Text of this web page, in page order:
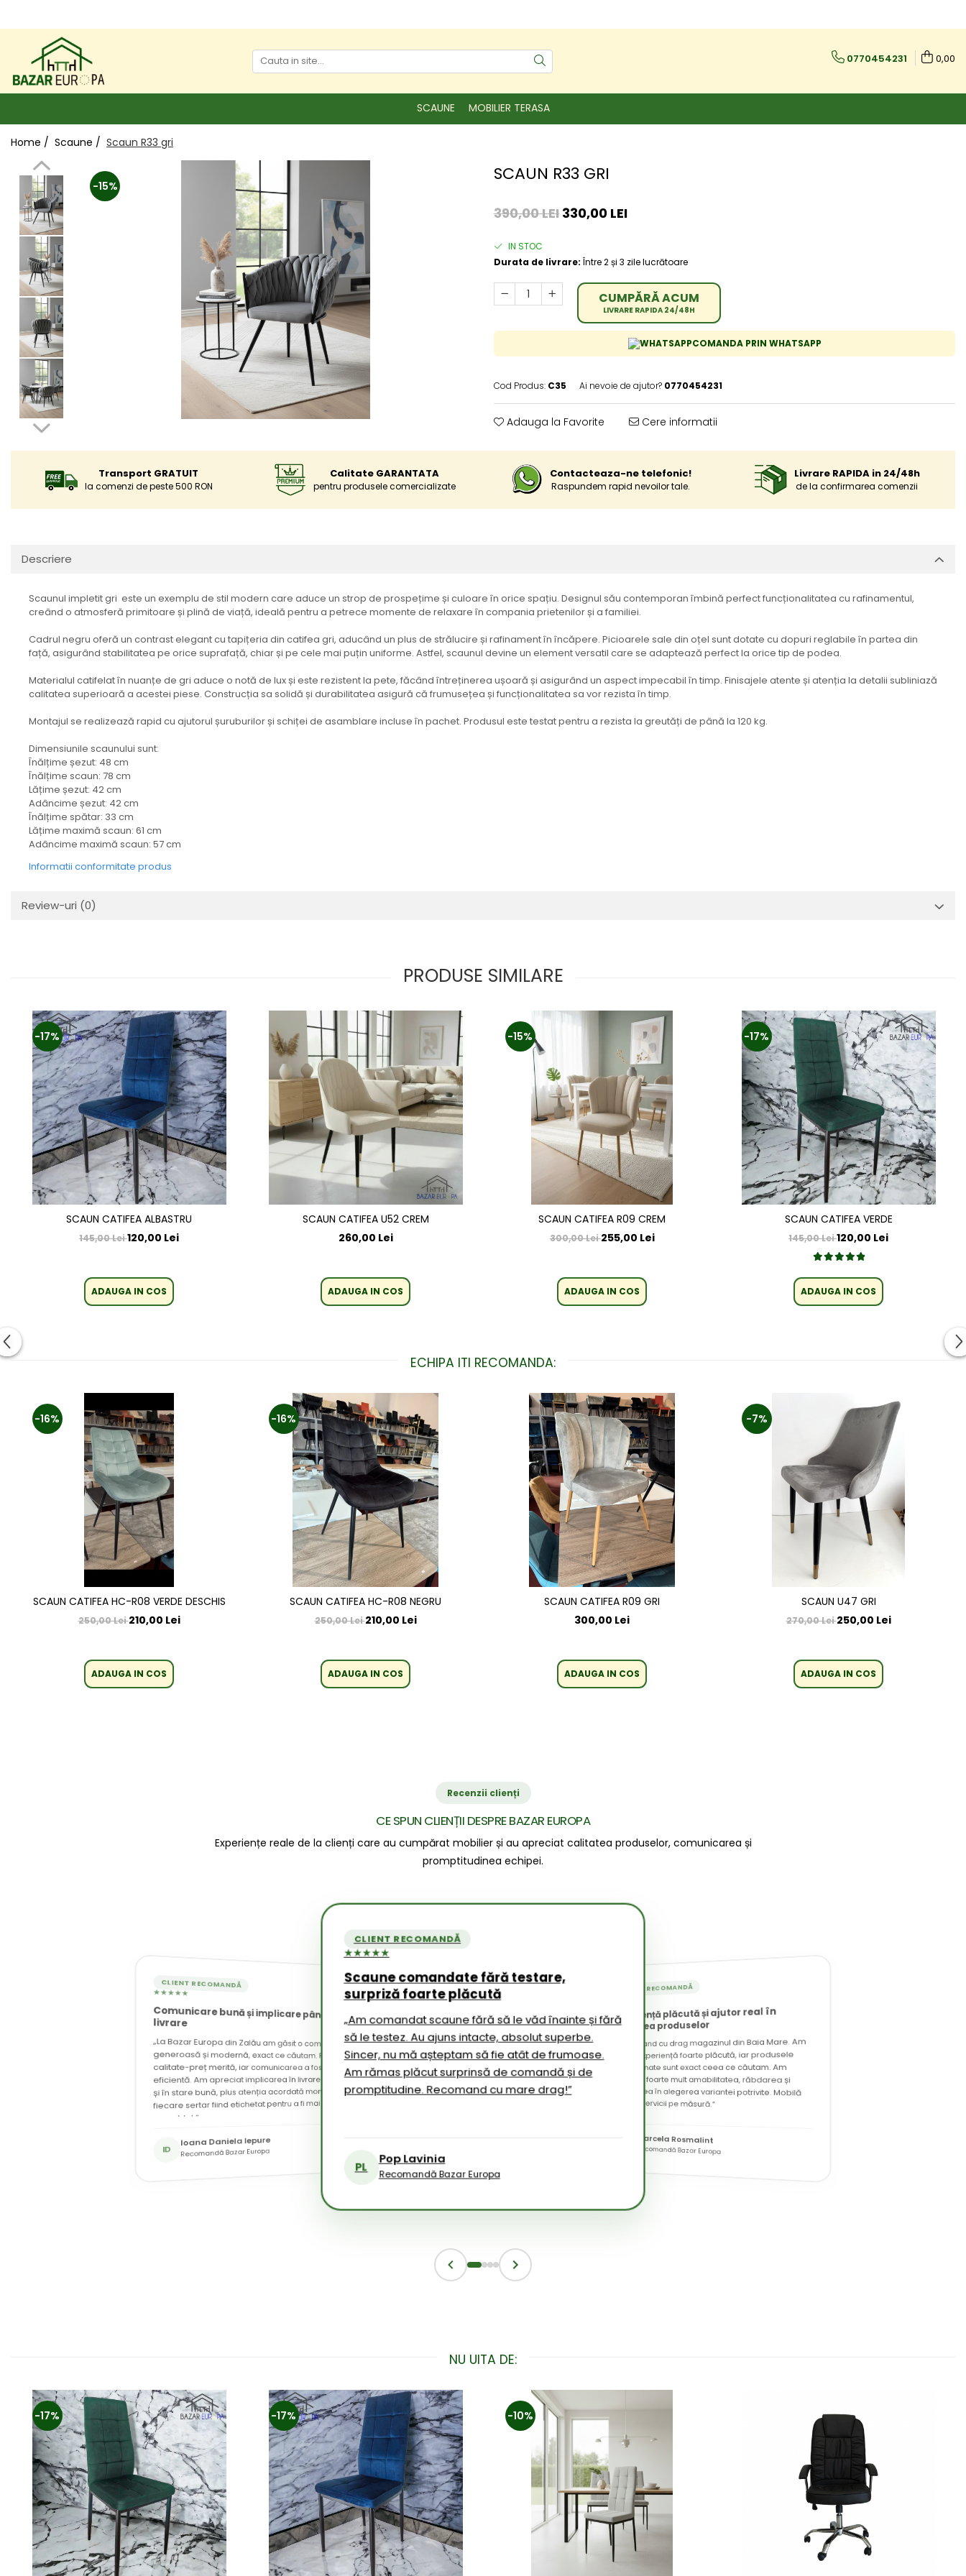
0770454231 0,00
SCAUNE MOBILIER TERASA
Home / Scaune / Scaun R33 gri
SCAUN R33 GRI
-15%
390,00 LEI 330,00 LEI
IN STOC
Durata de livrare: Între 2 și 3 zile lucrătoare
CUMPĂRĂ ACUM
LIVRARE RAPIDA 24/48H
COMANDA PRIN WHATSAPP
Cod Produs: C35 Ai nevoie de ajutor? 0770454231
Adauga la Favorite Cere informatii
Transport GRATUIT
la comenzi de peste 500 RON
Calitate GARANTATA
pentru produsele comercializate
Contacteaza-ne telefonic!
Raspundem rapid nevoilor tale.
Livrare RAPIDA in 24/48h
de la confirmarea comenzii
Descriere
Scaunul impletit gri este un exemplu de stil modern care aduce un strop de prospețime și culoare în orice spațiu. Designul său contemporan îmbină perfect funcționalitatea cu rafinamentul,
creând o atmosferă primitoare și plină de viață, ideală pentru a petrece momente de relaxare în compania prietenilor și a familiei.
Cadrul negru oferă un contrast elegant cu tapițeria din catifea gri, aducând un plus de strălucire și rafinament în încăpere. Picioarele sale din oțel sunt dotate cu dopuri reglabile în partea din
față, asigurând stabilitatea pe orice suprafață, chiar și pe cele mai puțin uniforme. Astfel, scaunul devine un element versatil care se adaptează perfect la orice tip de podea.
Materialul catifelat în nuanțe de gri aduce o notă de lux și este rezistent la pete, făcând întreținerea ușoară și asigurând un aspect impecabil în timp. Finisajele atente și atenția la detalii subliniază
calitatea superioară a acestei piese. Construcția sa solidă și durabilitatea asigură că frumusețea și funcționalitatea sa vor rezista în timp.
Montajul se realizează rapid cu ajutorul șuruburilor și schiței de asamblare incluse în pachet. Produsul este testat pentru a rezista la greutăți de până la 120 kg.
Dimensiunile scaunului sunt:
Înălțime șezut: 48 cm
Înălțime scaun: 78 cm
Lățime șezut: 42 cm
Adâncime șezut: 42 cm
Înălțime spătar: 33 cm
Lățime maximă scaun: 61 cm
Adâncime maximă scaun: 57 cm
Informatii conformitate produs
Review-uri (0)
PRODUSE SIMILARE
-17%
SCAUN CATIFEA ALBASTRU
145,00 Lei120,00 Lei
ADAUGA IN COS
SCAUN CATIFEA U52 CREM
260,00 Lei
ADAUGA IN COS
-15%
SCAUN CATIFEA R09 CREM
300,00 Lei255,00 Lei
ADAUGA IN COS
-17%
SCAUN CATIFEA VERDE
145,00 Lei120,00 Lei
ADAUGA IN COS
ECHIPA ITI RECOMANDA:
-16%
SCAUN CATIFEA HC-R08 VERDE DESCHIS
250,00 Lei210,00 Lei
ADAUGA IN COS
-16%
SCAUN CATIFEA HC-R08 NEGRU
250,00 Lei210,00 Lei
ADAUGA IN COS
SCAUN CATIFEA R09 GRI
300,00 Lei
ADAUGA IN COS
-7%
SCAUN U47 GRI
270,00 Lei250,00 Lei
ADAUGA IN COS
Recenzii clienți
CE SPUN CLIENȚII DESPRE BAZAR EUROPA
Experiențe reale de la clienți care au cumpărat mobilier și au apreciat calitatea produselor, comunicarea și
promptitudinea echipei.
CLIENT RECOMANDĂ
★★★★★
Scaune comandate fără testare,
surpriză foarte plăcută
„Am comandat scaune fără să le văd înainte și fără
să le testez. Au ajuns intacte, absolut superbe.
Sincer, nu mă așteptam să fie atât de frumoase.
Am rămas plăcut surprinsă de comandă și de
promptitudine. Recomand cu mare drag!”
PL
Pop Lavinia
Recomandă Bazar Europa
CLIENT RECOMANDĂ
Experiență plăcută și ajutor real în
alegerea produselor
„Recomand cu drag magazinul din Baia Mare. Am
avut o experiență foarte plăcută, iar produsele
achiziționate sunt exact ceea ce căutam. Am
apreciat foarte mult amabilitatea, răbdarea și
implicarea în alegerea variantei potrivite. Mobilă
bună și servicii pe măsură.”
Marcela Rosmalint
Recomandă Bazar Europa
CLIENT RECOMANDĂ
★★★★★
Comunicare bună și implicare până la
livrare
„La Bazar Europa din Zalău am găsit o comodă
generoasă și modernă, exact ce căutam. Raportul
calitate-preț merită, iar comunicarea a fost
eficientă. Am apreciat implicarea în livrarea la timp
și în stare bună, plus atenția acordată montajului,
fiecare sertar fiind etichetat pentru a fi mai ușor de
asamblat.”
ID
Ioana Daniela Iepure
Recomandă Bazar Europa
NU UITA DE:
-17% -17% -10%